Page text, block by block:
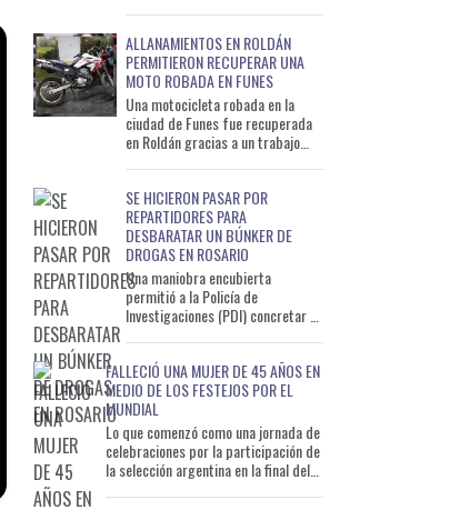
ALLANAMIENTOS EN ROLDÁN
PERMITIERON RECUPERAR UNA
MOTO ROBADA EN FUNES
Una motocicleta robada en la
ciudad de Funes fue recuperada
en Roldán gracias a un trabajo
SE HICIERON PASAR POR
REPARTIDORES PARA
DESBARATAR UN BÚNKER DE
DROGAS EN ROSARIO
Una maniobra encubierta
permitió a la Policía de
Investigaciones (PDI) concretar un
de
FALLECIÓ UNA MUJER DE 45 AÑOS EN
MEDIO DE LOS FESTEJOS POR EL
MUNDIAL
Lo que comenzó como una jornada de
celebraciones por la participación de
la selección argentina en la final del